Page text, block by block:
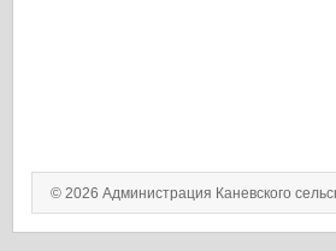
© 2026 Администрация Каневского